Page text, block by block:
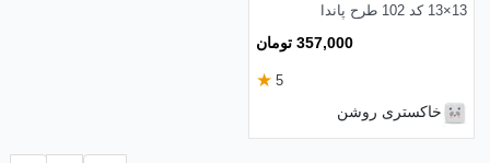
13×13 کد 102 طرح پاندا
357,000 تومان
5
★
خاکستری روشن